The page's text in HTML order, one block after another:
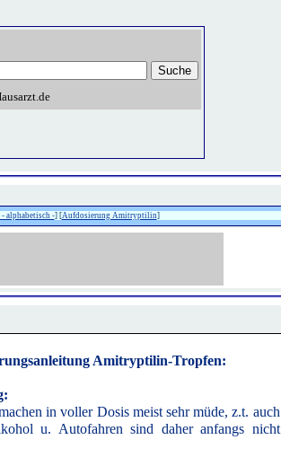
alphabetisch -] [Aufdosierung Amitryptilin]
Amitryptilin-Tropfen:
in voller Dosis meist sehr müde, z.t. auch
u. Autofahren sind daher anfangs nicht